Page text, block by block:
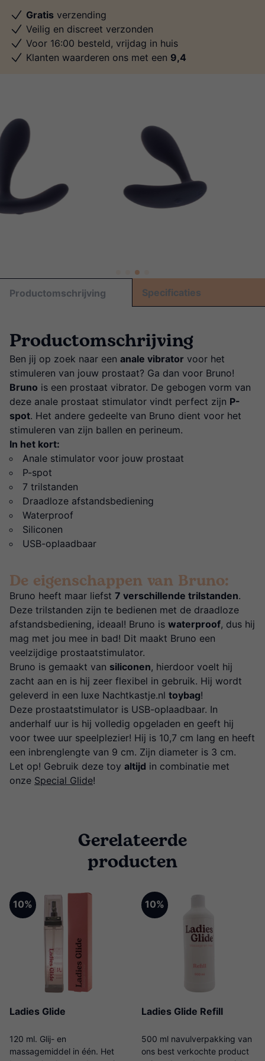
Gratis verzending
Veilig en discreet verzonden
Voor 16:00 besteld, vrijdag in huis
Klanten waarderen ons met een 9,4
Productomschrijving Specificaties
Productomschrijving
Ben jij op zoek naar een anale vibrator voor het
stimuleren van jouw prostaat? Ga dan voor Bruno!
Bruno is een prostaat vibrator. De gebogen vorm van
deze anale prostaat stimulator vindt perfect zijn P-
spot. Het andere gedeelte van Bruno dient voor het
stimuleren van zijn ballen en perineum.
In het kort:
Anale stimulator voor jouw prostaat
P-spot
7 trilstanden
Draadloze afstandsbediening
Waterproof
Siliconen
USB-oplaadbaar
De eigenschappen van Bruno:
Bruno heeft maar liefst 7 verschillende trilstanden.
Deze trilstanden zijn te bedienen met de draadloze
afstandsbediening, ideaal! Bruno is waterproof, dus hij
mag met jou mee in bad! Dit maakt Bruno een
veelzijdige prostaatstimulator.
Bruno is gemaakt van siliconen, hierdoor voelt hij
zacht aan en is hij zeer flexibel in gebruik. Hij wordt
geleverd in een luxe Nachtkastje.nl toybag!
Deze prostaatstimulator is USB-oplaadbaar. In
anderhalf uur is hij volledig opgeladen en geeft hij
voor twee uur speelplezier! Hij is 10,7 cm lang en heeft
een inbrenglengte van 9 cm. Zijn diameter is 3 cm.
Let op! Gebruik deze toy altijd in combinatie met
onze Special Glide!
Gerelateerde
producten
10%
Ladies Glide
120 ml. Glij- en
massagemiddel in één. Het
10%
Ladies Glide Refill
500 ml navulverpakking van
ons best verkochte product